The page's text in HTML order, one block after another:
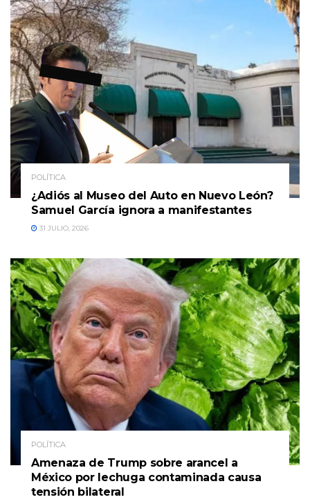
POLÍTICA
¿Adiós al Museo del Auto en Nuevo León?
Samuel García ignora a manifestantes
31 JULIO, 2026
POLÍTICA
Amenaza de Trump sobre arancel a
México por lechuga contaminada causa
tensión bilateral